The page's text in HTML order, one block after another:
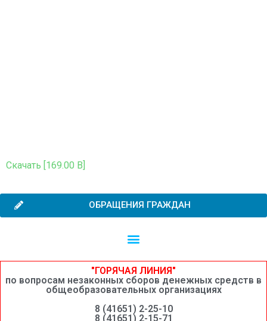
Скачать [169.00 B]
ОБРАЩЕНИЯ ГРАЖДАН
"ГОРЯЧАЯ ЛИНИЯ"
по вопросам незаконных сборов денежных средств в
общеобразовательных организациях
8 (41651) 2-25-10
8 (41651) 2-15-71